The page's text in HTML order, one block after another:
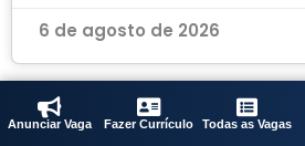
6 de agosto de 2026
Atendente de Loja
Anunciar Vaga Fazer Currículo Todas as Vagas